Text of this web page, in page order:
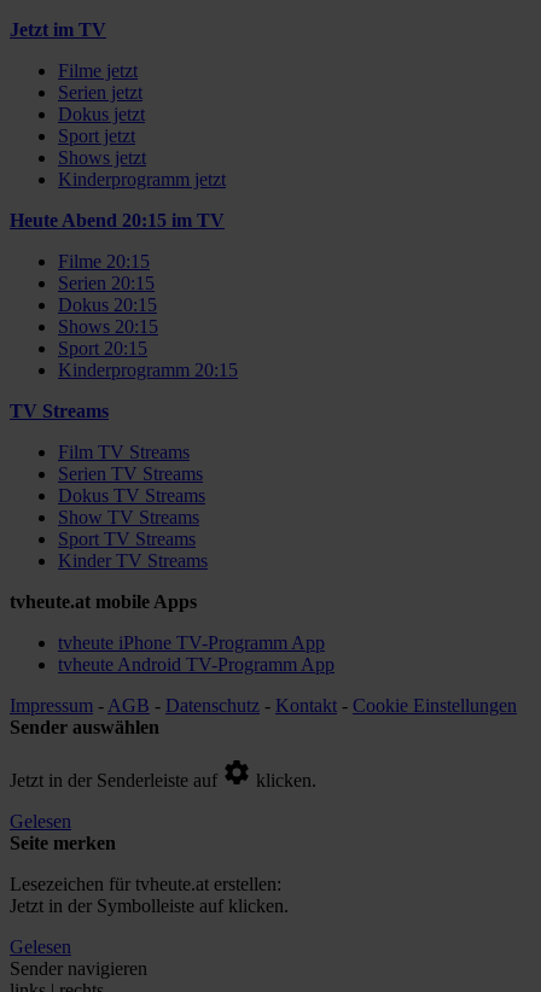
Jetzt im TV
Filme jetzt
Serien jetzt
Dokus jetzt
Sport jetzt
Shows jetzt
Kinderprogramm jetzt
Heute Abend 20:15 im TV
Filme 20:15
Serien 20:15
Dokus 20:15
Shows 20:15
Sport 20:15
Kinderprogramm 20:15
TV Streams
Film TV Streams
Serien TV Streams
Dokus TV Streams
Show TV Streams
Sport TV Streams
Kinder TV Streams
tvheute.at mobile Apps
tvheute iPhone TV-Programm App
tvheute Android TV-Programm App
Impressum - AGB - Datenschutz - Kontakt - Cookie Einstellungen
Sender auswählen
Jetzt in der Senderleiste auf
klicken.
Gelesen
Seite merken
Lesezeichen für tvheute.at erstellen:
Jetzt in der Symbolleiste auf klicken.
Gelesen
Sender navigieren